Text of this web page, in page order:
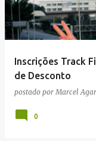
Inscrições Track
de Desconto
postado porMarcel
0